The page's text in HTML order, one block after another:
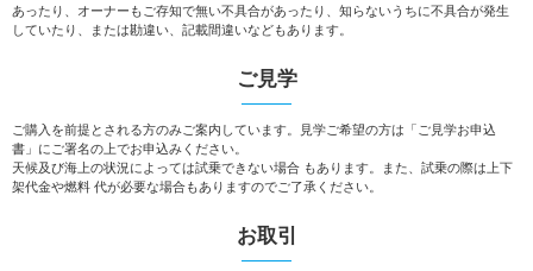
あったり、オーナーもご存知で無い不具合があったり、知らないうちに不具合が発生
していたり、または勘違い、記載間違いなどもあります。
ご見学
ご購入を前提とされる方のみご案内しています。見学ご希望の方は「ご見学お申込
書」にご署名の上でお申込みください。
天候及び海上の状況によっては試乗できない場合 もあります。また、試乗の際は上下
架代金や燃料 代が必要な場合もありますのでご了承ください。
お取引